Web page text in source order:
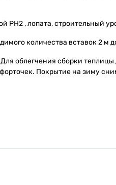
, лопата, строительный
количества вставок 2
облегчения сборки
Покрытие на зиму